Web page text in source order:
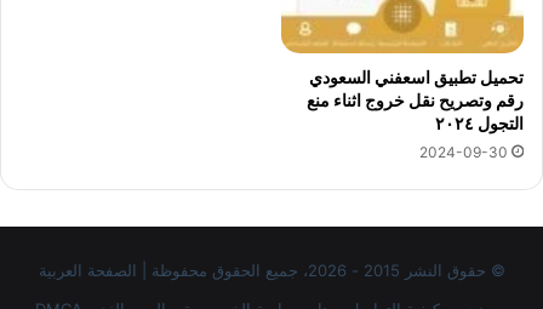
تحميل تطبيق اسعفني السعودي
رقم وتصريح نقل خروج اثناء منع
التجول ٢٠٢٤
2024-09-30
© حقوق النشر 2015 - 2026، جميع الحقوق محفوظة | الصفحة العربية